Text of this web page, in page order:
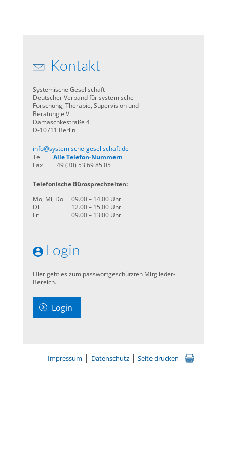
Kontakt
Systemische Gesellschaft
Deutscher Verband für systemische
Forschung, Therapie, Supervision und
Beratung e.V.
Damaschkestraße 4
D-10711 Berlin
info@systemische-gesellschaft.de
Tel
Alle Telefon-Nummern
Fax
+49 (30) 53 69 85 05
Telefonische Bürosprechzeiten:
Mo, Mi, Do
09.00 – 14.00 Uhr
Di
12.00 – 15.00 Uhr
Fr
09.00 – 13:00 Uhr
Login
Hier geht es zum passwortgeschützten Mitglieder-
Bereich.
Login
Impressum Datenschutz Seite drucken